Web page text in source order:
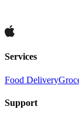
Services
Food Delivery
Support